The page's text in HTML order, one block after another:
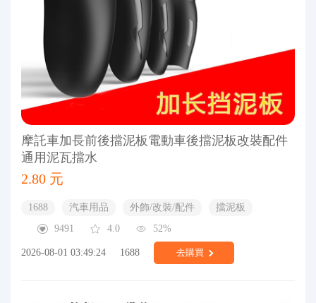
摩託車加長前後擋泥板電動車後擋泥板改裝配件
通用泥瓦擋水
2.80 元
1688 汽車用品 外飾/改裝/配件
擋泥板
9491
4.0 52%
2026-08-01 03:49:24 1688 去購買